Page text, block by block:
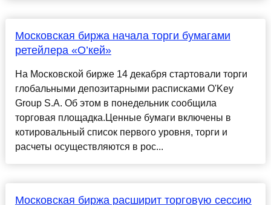
Московская биржа начала торги бумагами
ретейлера «О’кей»
На Московской бирже 14 декабря стартовали торги
глобальными депозитарными расписками O'Key
Group S.A. Об этом в понедельник сообщила
торговая площадка.Ценные бумаги включены в
котировальный список первого уровня, торги и
расчеты осуществляются в рос...
Московская биржа расширит торговую сессию